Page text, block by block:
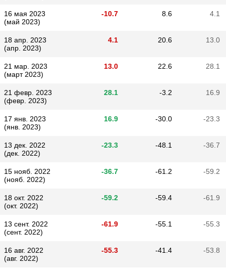
16 мая 2023
(май 2023)
-10.7 8.6 4.1
18 апр. 2023
(апр. 2023)
4.1 20.6 13.0
21 мар. 2023
(март 2023)
13.0 22.6 28.1
21 февр. 2023
(февр. 2023)
28.1 -3.2 16.9
17 янв. 2023
(янв. 2023)
16.9 -30.0 -23.3
13 дек. 2022
(дек. 2022)
-23.3 -48.1 -36.7
15 нояб. 2022
(нояб. 2022)
-36.7 -61.2 -59.2
18 окт. 2022
(окт. 2022)
-59.2 -59.4 -61.9
13 сент. 2022
(сент. 2022)
-61.9 -55.1 -55.3
16 авг. 2022
(авг. 2022)
-55.3 -41.4 -53.8